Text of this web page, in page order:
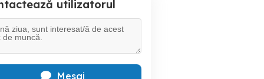
utilizatorul
Mesaj